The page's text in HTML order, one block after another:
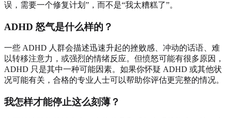
误，需要一个修复计划”，而不是“我太糟糕了”。
ADHD 怒气是什么样的？
一些 ADHD 人群会描述迅速升起的挫败感、冲动的话语、难
以转移注意力，或强烈的情绪反应。但愤怒可能有很多原因，
ADHD 只是其中一种可能因素。如果你怀疑 ADHD 或其他状
况可能有关，合格的专业人士可以帮助你评估更完整的情况。
我怎样才能停止这么刻薄？